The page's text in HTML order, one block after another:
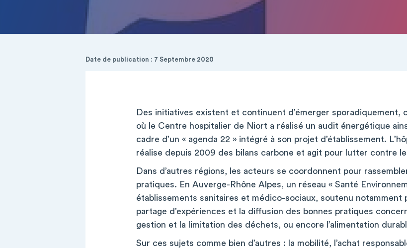
Date de publication : 7 Septembre 2020
Des initiatives existent et continuent d’émerger sporadiquement,
où le Centre hospitalier de Niort a réalisé un audit énergétique
cadre d’un « agenda 22 » intégré à son projet d’établissement.
réalise depuis 2009 des bilans carbone et agit pour lutter contre
Dans d’autres régions, les acteurs se coordonnent pour
pratiques. En Auverge-Rhône Alpes, un réseau « Santé
établissements sanitaires et médico-sociaux, soutenu notamment
partage d’expériences et la diffusion des bonnes pratiques
gestion et la limitation des déchets, ou encore l’alimentation
Sur ces sujets comme bien d’autres : la mobilité, l’achat